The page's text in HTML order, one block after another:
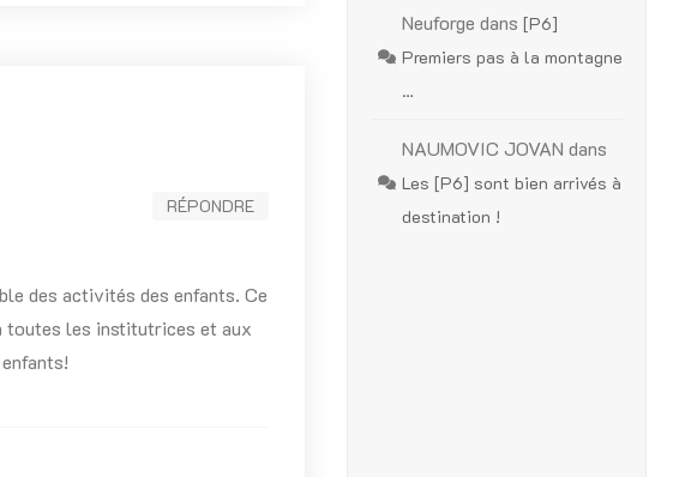
RÉPONDRE
des activités des enfants. Ce
toutes les institutrices et aux
Neuforge dans[P6]
Premiers pas à la montagne
…
NAUMOVIC JOVAN dans
Les [P6] sont bien arrivés à
destination !